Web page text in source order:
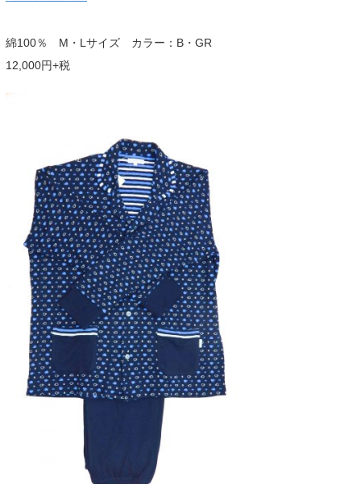
綿100％ M・Lサイズ カラー：B・GR
12,000円+税